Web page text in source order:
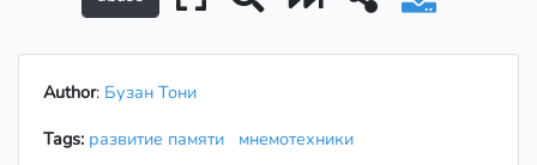
Author: Бузан Тони
Tags: развитие памяти
мнемотехники